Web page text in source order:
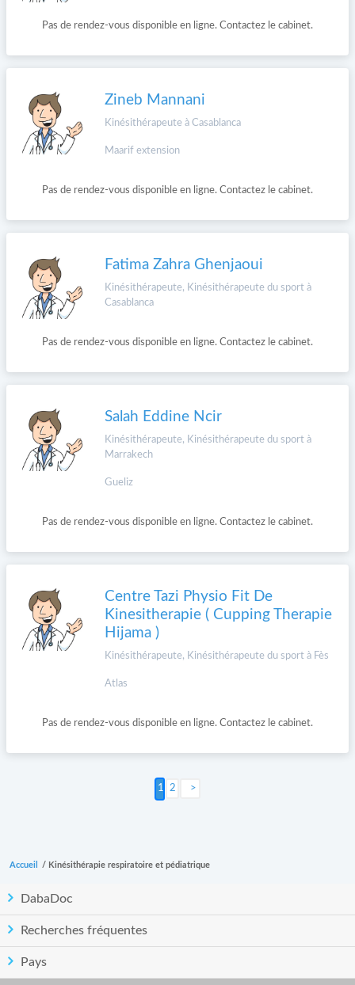
Pas de rendez-vous disponible en ligne. Contactez le cabinet.
Zineb Mannani
Kinésithérapeute à Casablanca
Maarif extension
Pas de rendez-vous disponible en ligne. Contactez le cabinet.
Fatima Zahra Ghenjaoui
Kinésithérapeute, Kinésithérapeute du sport à
Casablanca
Pas de rendez-vous disponible en ligne. Contactez le cabinet.
Salah Eddine Ncir
Kinésithérapeute, Kinésithérapeute du sport à
Marrakech
Gueliz
Pas de rendez-vous disponible en ligne. Contactez le cabinet.
Centre Tazi Physio Fit De
Kinesitherapie ( Cupping Therapie
Hijama )
Kinésithérapeute, Kinésithérapeute du sport à Fès
Atlas
Pas de rendez-vous disponible en ligne. Contactez le cabinet.
2 Suivant >
Accueil / Kinésithérapie respiratoire et pédiatrique
DabaDoc
Recherches fréquentes
Pays